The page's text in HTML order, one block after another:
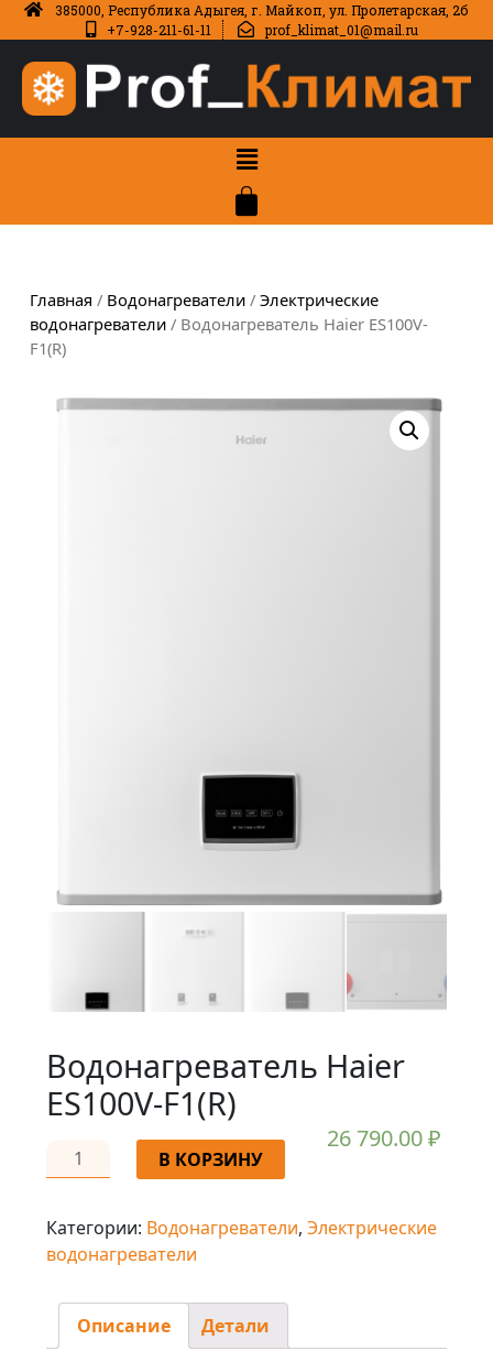
385000, Республика Адыгея, г. Майкоп, ул. Пролетарская, 2б
+7-928-211-61-11
prof_klimat_01@mail.ru
Главная / Водонагреватели / Электрические
водонагреватели / Водонагреватель Haier ES100V-
F1(R)
Водонагреватель Haier
ES100V-F1(R)
26 790.00₽
В КОРЗИНУ
Категории: Водонагреватели, Электрические
водонагреватели
Описание Детали